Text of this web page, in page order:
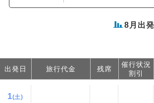
8 月出
出発日 旅行代金 残席
催行状況
割引
1(土)